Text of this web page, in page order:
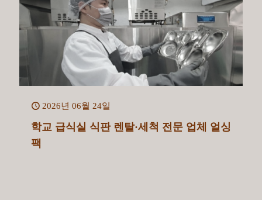
2026년 06월 24일
학교 급식실 식판 렌탈·세척 전문 업체 얼싱
팩